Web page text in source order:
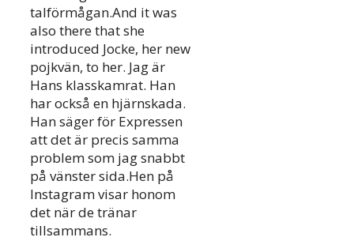
talförmågan.And it was
also there that she
introduced Jocke, her new
pojkvän, to her. Jag är
Hans klasskamrat. Han
har också en hjärnskada.
Han säger för Expressen
att det är precis samma
problem som jag snabbt
på vänster sida.Hen på
Instagram visar honom
det när de tränar
tillsammans.